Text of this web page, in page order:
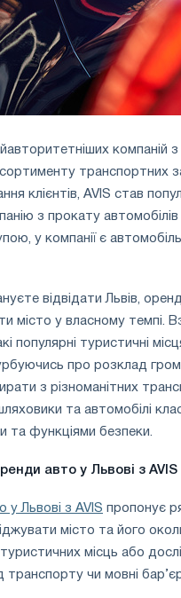
компаній
транспортних
клієнтів, AVIS став
з прокату
у компанії є
відвідати Львів,
місто у власному темпі.
популярні туристичні
про розклад
з різноманітних
та автомобілі
та функціями безпеки.
авто у Львові з AVIS
у Львові з AVIS пропонує
місто та його
місць або
транспорту чи мовні